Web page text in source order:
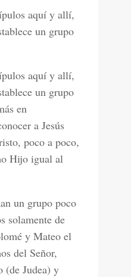
aquí y allí,
un grupo
aquí y allí,
un grupo
en
a Jesús
poco a poco,
Hijo igual al
un grupo poco
solamente de
y Mateo el
del Señor,
(de Judea) y